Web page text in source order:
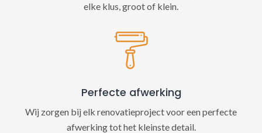
elke klus, groot of klein.
Perfecte afwerking
Wij zorgen bij elk renovatieproject voor een perfecte
afwerking tot het kleinste detail.